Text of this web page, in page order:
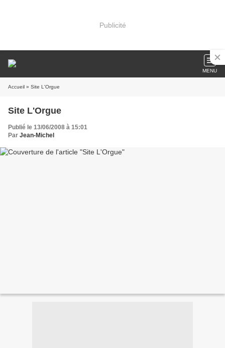
Publicité
MENU
Accueil » Site L'Orgue
Site L'Orgue
Publié le 13/06/2008 à 15:01
Par Jean-Michel